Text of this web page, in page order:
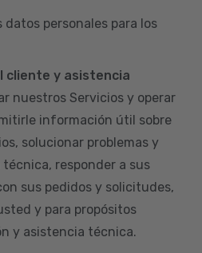
datos personales para los
cliente y asistencia
nuestros Servicios y operar
información útil sobre
solucionar problemas y
responder a sus
sus pedidos y solicitudes,
y para propósitos
y asistencia técnica.